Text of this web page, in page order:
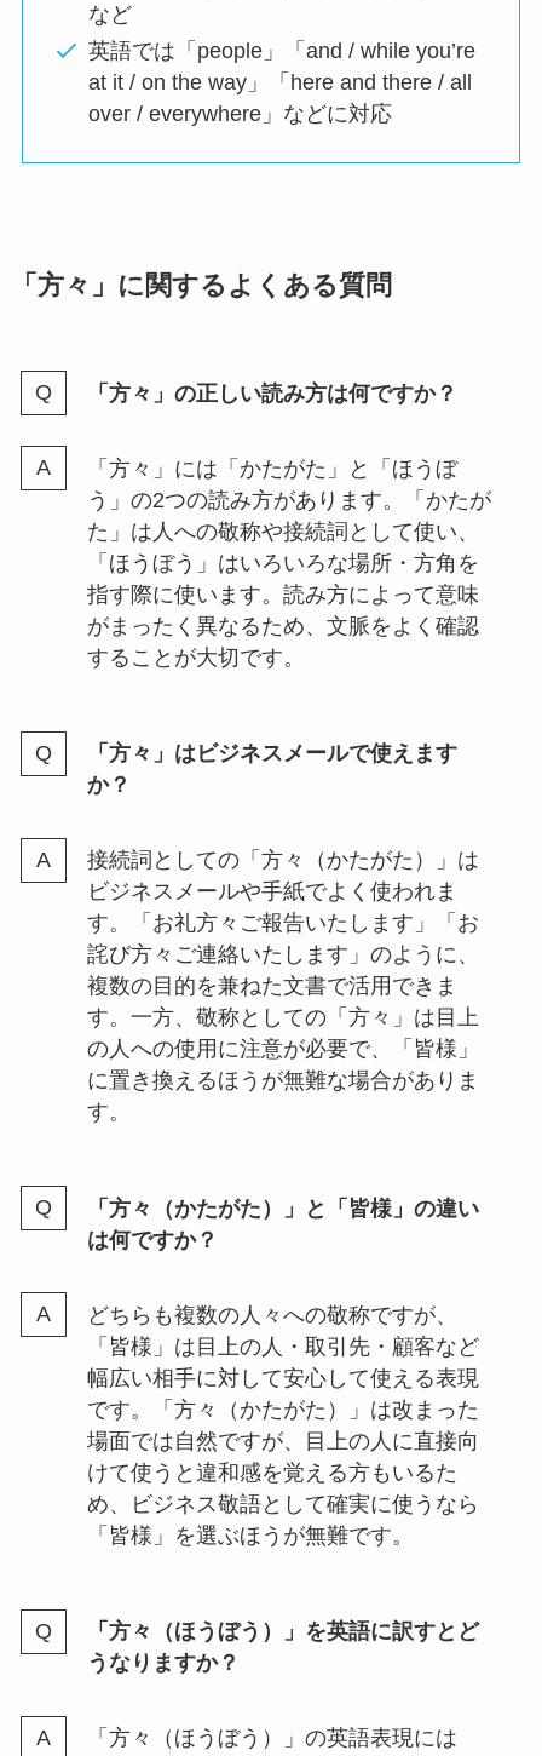
など
英語では「people」「and / while you’re
at it / on the way」「here and there / all
over / everywhere」などに対応
「方々」に関するよくある質問
「方々」の正しい読み方は何ですか？
「方々」には「かたがた」と「ほうぼ
う」の2つの読み方があります。「かたが
た」は人への敬称や接続詞として使い、
「ほうぼう」はいろいろな場所・方角を
指す際に使います。読み方によって意味
がまったく異なるため、文脈をよく確認
することが大切です。
「方々」はビジネスメールで使えます
か？
接続詞としての「方々（かたがた）」は
ビジネスメールや手紙でよく使われま
す。「お礼方々ご報告いたします」「お
詫び方々ご連絡いたします」のように、
複数の目的を兼ねた文書で活用できま
す。一方、敬称としての「方々」は目上
の人への使用に注意が必要で、「皆様」
に置き換えるほうが無難な場合がありま
す。
「方々（かたがた）」と「皆様」の違い
は何ですか？
どちらも複数の人々への敬称ですが、
「皆様」は目上の人・取引先・顧客など
幅広い相手に対して安心して使える表現
です。「方々（かたがた）」は改まった
場面では自然ですが、目上の人に直接向
けて使うと違和感を覚える方もいるた
め、ビジネス敬語として確実に使うなら
「皆様」を選ぶほうが無難です。
「方々（ほうぼう）」を英語に訳すとど
うなりますか？
「方々（ほうぼう）」の英語表現には